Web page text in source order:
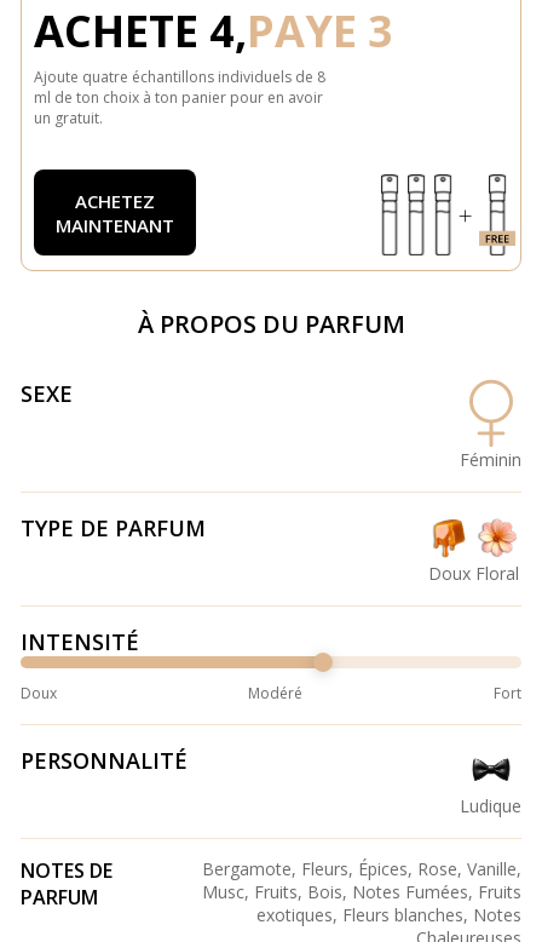
ACHETE 4,PAYE 3
Ajoute quatre échantillons individuels de 8
ml de ton choix à ton panier pour en avoir
un gratuit.
ACHETEZ
MAINTENANT
À PROPOS DU PARFUM
SEXE
Féminin
TYPE DE PARFUM
Doux Floral
INTENSITÉ
Doux Modéré Fort
PERSONNALITÉ
Ludique
NOTES DE
PARFUM
Bergamote, Fleurs, Épices, Rose, Vanille,
Musc, Fruits, Bois, Notes Fumées, Fruits
exotiques, Fleurs blanches, Notes